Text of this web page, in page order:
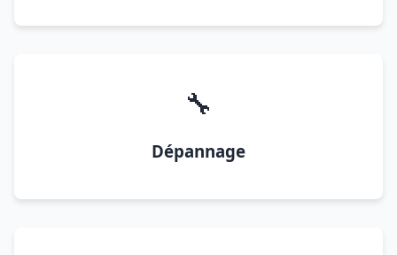
🔧
Dépannage